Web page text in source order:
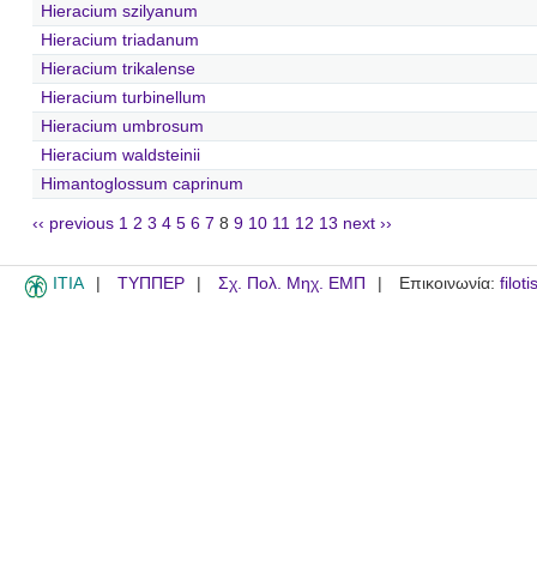
Hieracium szilyanum
Hieracium triadanum
Hieracium trikalense
Hieracium turbinellum
Hieracium umbrosum
Hieracium waldsteinii
Himantoglossum caprinum
‹‹ previous 1 2 3 4 5 6 7 8 9 10 11 12 13 next ››
ITIA ΤΥΠΠΕΡ Σχ. Πολ. Μηχ. ΕΜΠ Επικοινωνία: